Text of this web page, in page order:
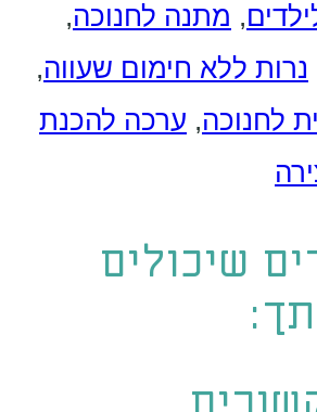
, מתנה לחנוכה,
נרות ללא חימום שעווה,
לחנוכה, ערכה להכנת
שיכולים